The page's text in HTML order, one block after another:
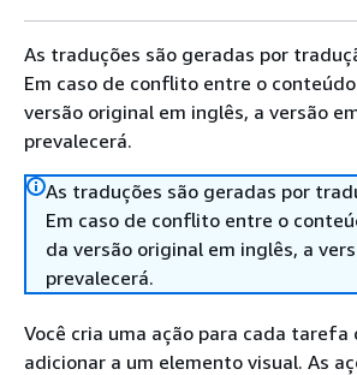
As traduções são geradas por
Em caso de conflito entre o
versão original em inglês, a versão
prevalecerá.
As traduções são geradas por
Em caso de conflito entre o
da versão original em inglês, a
prevalecerá.
Você cria uma ação para cada tarefa
adicionar a um elemento visual. As